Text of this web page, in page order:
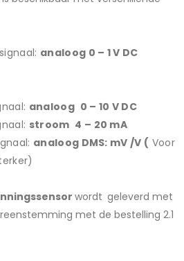
analoog 0 – 1 V DC
analoog 0 – 10 V DC
stroom 4 – 20 mA
analoog DMS: mV/V ( Voor
wordt geleverd met
met de bestelling 2.1